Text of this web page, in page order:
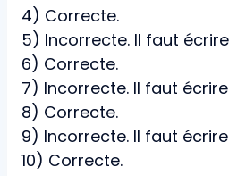
4) Correcte.
5) Incorrecte. Il faut
6) Correcte.
7) Incorrecte. Il faut
8) Correcte.
9) Incorrecte. Il faut
10) Correcte.